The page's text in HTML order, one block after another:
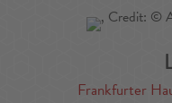
Frankfurter